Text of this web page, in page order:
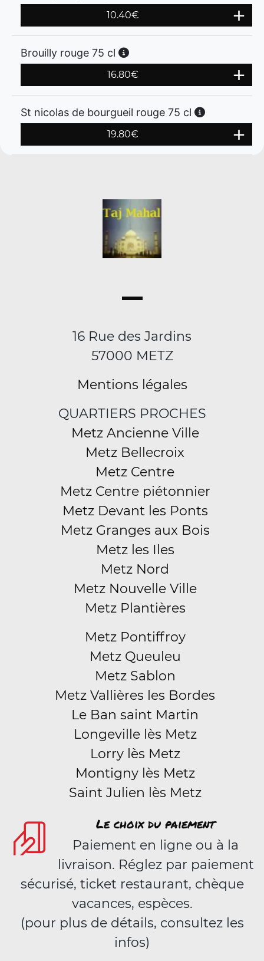
10.40€
Brouilly rouge 75 cl
16.80€
St nicolas de bourgueil rouge 75 cl
19.80€
16 Rue des Jardins
57000 METZ
Mentions légales
QUARTIERS PROCHES
Metz Ancienne Ville
Metz Bellecroix
Metz Centre
Metz Centre piétonnier
Metz Devant les Ponts
Metz Granges aux Bois
Metz les Iles
Metz Nord
Metz Nouvelle Ville
Metz Plantières
Metz Pontiffroy
Metz Queuleu
Metz Sablon
Metz Vallières les Bordes
Le Ban saint Martin
Longeville lès Metz
Lorry lès Metz
Montigny lès Metz
Saint Julien lès Metz
Le choix du paiement
Paiement en ligne ou à la
livraison. Réglez par paiement
sécurisé, ticket restaurant, chèque
vacances, espèces.
(pour plus de détails, consultez les
infos)